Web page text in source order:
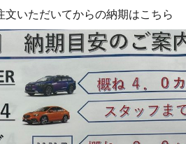
文いただいてからの納期はこちら